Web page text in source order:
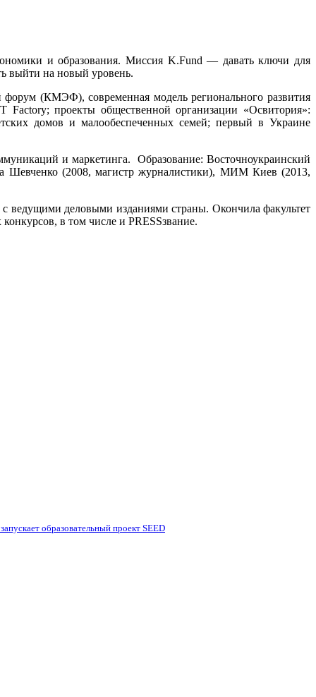
и образования. Миссия K.Fund — давать ключи для
выйти на новый уровень.
(КМЭФ), современная модель регионального развития
Factory; проекты общественной организации «Освитория»:
домов и малообеспеченных семей; первый в Украине
и маркетинга. Образование: Восточноукраинский
Шевченко (2008, магистр журналистики), МИМ Киев (2013,
ведущими деловыми изданиями страны. Окончила факультет
в том числе и PRESSзвание.
образовательный проект SEED